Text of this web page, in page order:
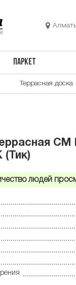
ПАРКЕТ
Террасная доска
CM
(Тик)
людей